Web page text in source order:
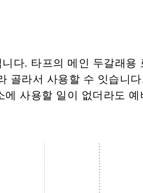
다. 타프의 메인 두갈래용
골라서 사용할 수 잇습니
사용할 일이 없더라도